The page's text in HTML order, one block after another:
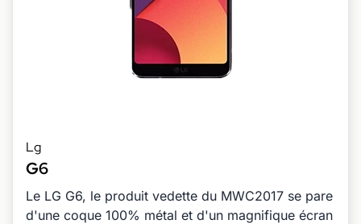
Lg
G6
Le LG G6, le produit vedette du MWC2017 se pare
d'une coque 100% métal et d'un magnifique écran